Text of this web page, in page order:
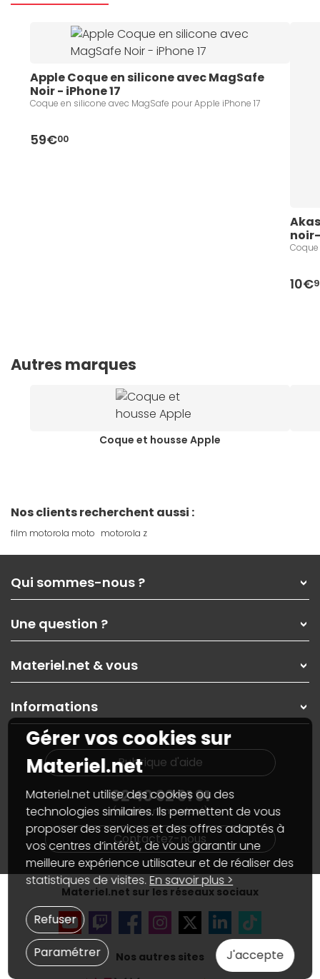
Apple Coque en silicone avec MagSafe
Noir - iPhone 17
Coque en silicone avec MagSafe pour Apple iPhone 17
59€00
10€
Autres marques
Coque et housse Apple
Nos clients recherchent aussi :
film motorola moto motorola z
Qui sommes-nous ?
Nos services
Les magasins Materiel.net
Nos solutions pour les pros
Contactez-nous
Une question ?
Paiement, livraison
Garanties,Pack Zen
SAV, demander un retour
Informations
Guides d'achats et tutoriels
Materiel.net & vous
On rachète votre carte graphique
PC sur mesure : Votre RDV personnalisé
Notre démarche écologique
Materiel.net recrute
Notre programme d'affiliation
Partenariat & Sponsoring
Informations
Plan du site
Nos marques
Conditions générales de vente
Informations légales
Données personnellesetcookies
Gérer vos cookies
Accessibilité : non conforme
Rubrique d'aide
02 40 92 91 91
(numéro non surtaxé)
Contactez-nous
Materiel.net sur les réseaux sociaux
Nos autres sites
Gérer vos cookies sur
Materiel.net
Materiel.net utilise des cookies ou des
technologies similaires. Ils permettent de vous
proposer des services et des offres adaptés à
vos centres d’intérêt, de vous garantir une
meilleure expérience utilisateur et de réaliser des
statistiques de visites.En savoir plus >
J'accepte
Paramétrer
Refuser